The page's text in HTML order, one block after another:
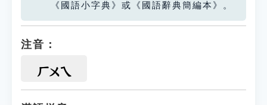
《國語小字典》或《國語辭典簡編本》。
注音：
ㄏㄨㄟ